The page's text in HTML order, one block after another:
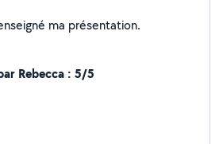
Je n'ai pas encore renseigné ma présentation.
Rebecca : 5/5